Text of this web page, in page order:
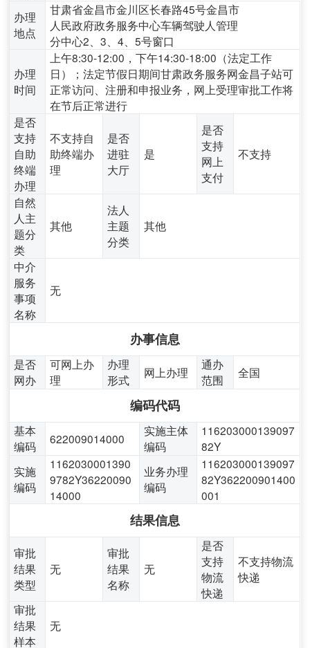
办理
地点
甘肃省金昌市金川区长春路45号金昌市
人民政府政务服务中心车辆驾驶人管理
分中心2、3、4、5号窗口
办理
时间
上午8:30-12:00，下午14:30-18:00（法定工作
日）；法定节假日期间甘肃政务服务网金昌子站可
正常访问、注册和申报业务，网上受理审批工作将
在节后正常进行
是否
支持
自助
终端
办理
不支持自
助终端办
理
是否
进驻
大厅
是
是否
支持
网上
支付
不支持
自然
人主
题分
类
其他
法人
主题
分类
其他
中介
服务
事项
名称
无
办事信息
是否
网办
可网上办
理
办理
形式
网上办理
通办
范围
全国
编码代码
基本
编码
622009014000
实施主体
编码
116203000139097
82Y
实施
编码
1162030001390
9782Y36220090
14000
业务办理
编码
116203000139097
82Y362200901400
001
结果信息
审批
结果
类型
无
审批
结果
名称
无
是否
支持
物流
快递
不支持物流
快递
审批
结果
样本
无